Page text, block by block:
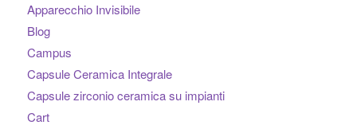
Apparecchio Invisibile
Blog
Campus
Capsule Ceramica Integrale
Capsule zirconio ceramica su impianti
Cart